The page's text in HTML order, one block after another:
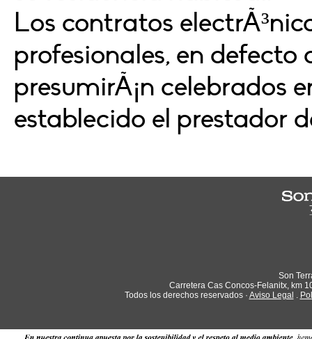
Los contratos
profesionales, en defecto
presumirÃ¡n celebrados
establecido el prestador
Son
Carretera Cas Concos-Felanitx, km
Todos los derechos reservados · Aviso Legal .